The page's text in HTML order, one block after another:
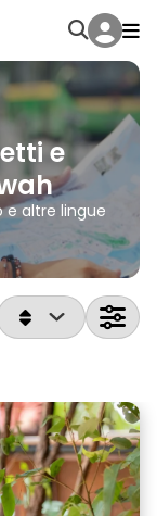
e
e altre lingue